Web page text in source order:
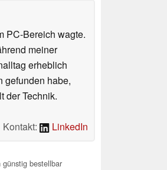
PC-Bereich wagte.
meiner
erheblich
gefunden habe,
der Technik.
Kontakt:
LinkedIn
bestellbar